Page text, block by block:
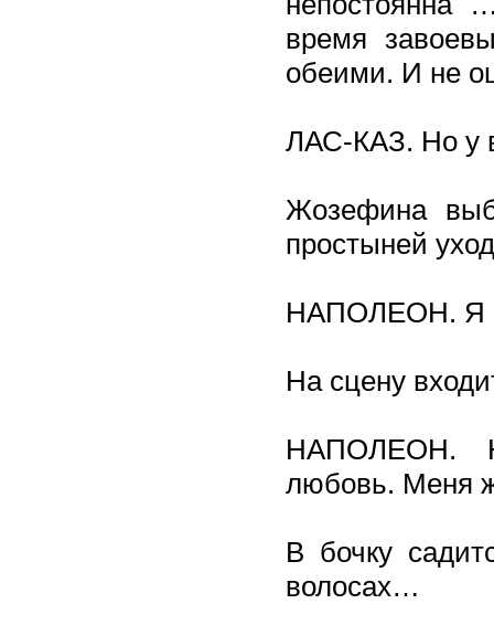
время
обеими. И не
ЛАС-КАЗ. Но у
Жозефина
простыней
НАПОЛЕОН. Я
На сцену
НАПОЛЕОН.
любовь. Меня
В бочку
волосах…